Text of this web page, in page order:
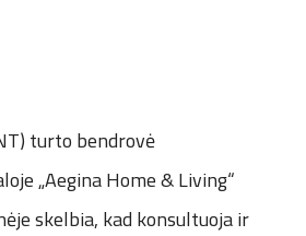
turto bendrovė
„Aegina Home & Living“
skelbia, kad konsultuoja ir